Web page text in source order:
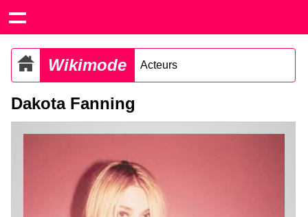
Wikimode Acteurs
Dakota Fanning